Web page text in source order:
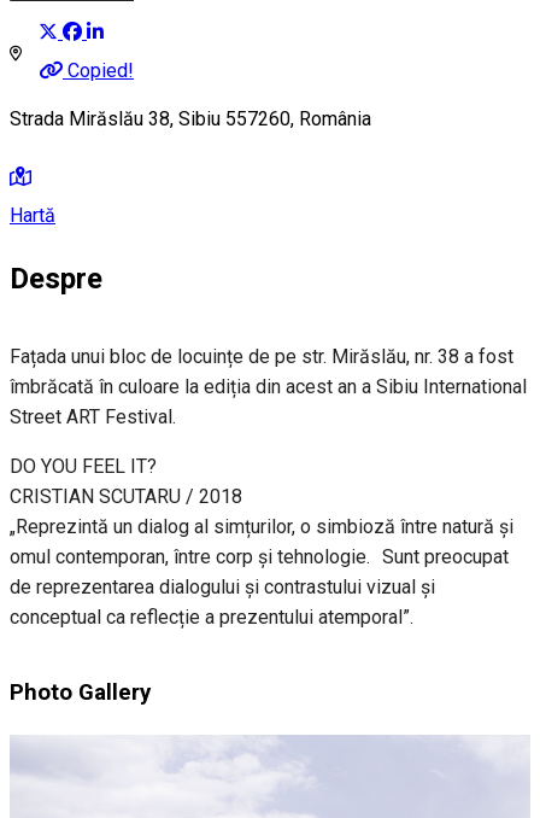
Copied!
Strada Mirăslău 38, Sibiu 557260, România
Hartă
Despre
Fațada unui bloc de locuințe de pe str. Mirăslău, nr. 38 a fost
îmbrăcată în culoare la ediția din acest an a Sibiu International
Street ART Festival.
DO YOU FEEL IT?
CRISTIAN SCUTARU / 2018
„Reprezintă un dialog al simțurilor, o simbioză între natură și
omul contemporan, între corp și tehnologie. Sunt preocupat
de reprezentarea dialogului și contrastului vizual și
conceptual ca reflecție a prezentului atemporal”.
Photo Gallery